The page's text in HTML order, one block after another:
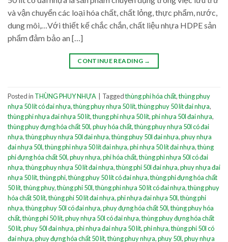
và vận chuyển các loại hóa chất, chất lỏng, thực phẩm, nước,
dung môi,…Với thiết kế chắc chắn, chất liệu nhựa HDPE sản
phẩm đảm bảo an […]
CONTINUE READING →
Posted in THÙNG PHUY NHỰA Taggedthùng phi hóa chất,thùng phuy
nhựa 50 lít có đai nhựa,thùng phuy nhựa 50 lít,thùng phuy 50 lít đai nhựa,
thùng phi nhựa đai nhựa 50 lít,thung phi nhựa 50 lít,phi nhựa 50l đai nhựa,
thùng phuy đựng hóa chất 50l,phuy hóa chất,thùng phuy nhựa 50l có đai
nhựa,thùng phuy nhựa 50l đai nhựa,thùng phuy 50l đai nhựa,phuy nhựa
đai nhựa 50l,thùng phi nhựa 50 lít đai nhựa,phi nhựa 50 lít đai nhựa,thùng
phi đựng hóa chất 50l,phuy nhựa,phi hóa chất,thùng phi nhựa 50l có đai
nhựa,thùng phuy nhựa 50 lít đai nhựa,thùng phi 50l đai nhựa,phuy nhựa đai
nhựa 50 lít,thùng phi,thùng phuy 50 lít có đai nhựa,thùng phi đựng hóa chất
50 lít,thùng phuy,thùng phi 50l,thùng phi nhựa 50 lít có đai nhựa,thùng phuy
hóa chất 50 lít,thùng phi 50 lít đai nhựa,phi nhựa đai nhựa 50l,thùng phi
nhựa,thùng phuy 50l có đai nhựa,phuy đựng hóa chất 50l,thùng phuy hóa
chất,thùng phi 50 lít,phuy nhựa 50l có đai nhựa,thùng phuy đựng hóa chất
50 lít,phuy 50l đai nhựa,phi nhựa đai nhựa 50 lít,phi nhựa,thùng phi 50l có
đai nhựa,phuy đựng hóa chất 50 lít,thùng phuy nhựa,phuy 50l,phuy nhựa